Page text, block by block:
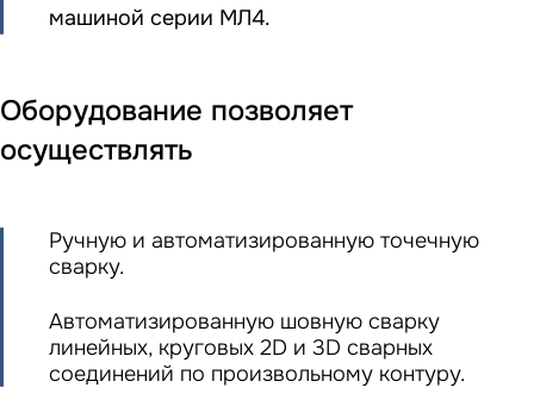
машиной серии МЛ4.
Оборудование позволяет
осуществлять
Pучную и автоматизированную точечную
сварку.
Автоматизированную шовную сварку
линейных, круговых 2D и 3D сварных
соединений по произвольному контуру.